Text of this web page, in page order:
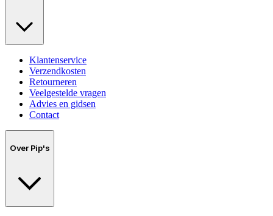
Klantenservice
Verzendkosten
Retourneren
Veelgestelde vragen
Advies en gidsen
Contact
Over Pip's